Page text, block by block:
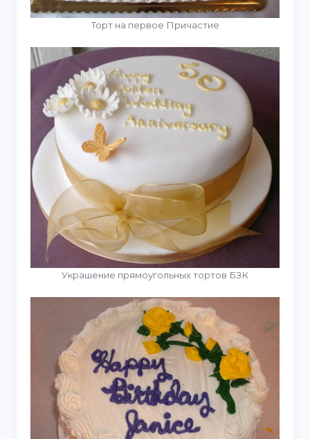
Торт на первое Причастие
Украшение прямоугольных тортов БЗК